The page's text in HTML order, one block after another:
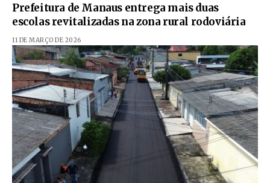
Prefeitura de Manaus entrega mais duas
escolas revitalizadas na zona rural rodoviária
11 DE MARÇO DE 2026